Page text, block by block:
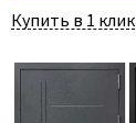
Купить в 1 клик